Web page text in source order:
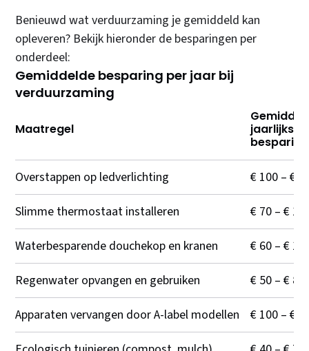
Benieuwd wat verduurzaming je gemiddeld kan
opleveren? Bekijk hieronder de besparingen per
onderdeel:
Maatregel
jaarlijkse
besparing
Overstappen op ledverlichting
€ 100 – €
Slimme thermostaat installeren
€ 70 – €
Waterbesparende douchekop en kranen
€ 60 – €
Regenwater opvangen en gebruiken
€ 50 – € 80
Apparaten vervangen door A-label modellen
€ 100 – €
Gemiddelde besparing per jaar bij
verduurzaming